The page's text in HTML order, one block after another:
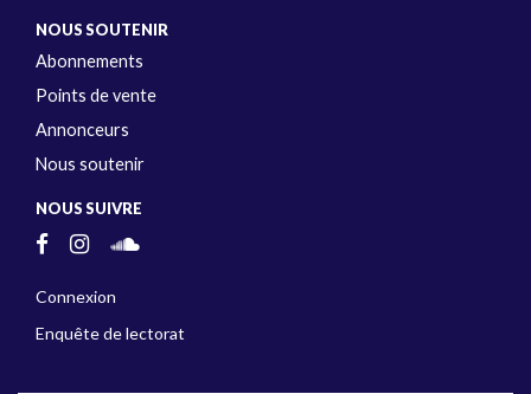
NOUS SOUTENIR
Abonnements
Points de vente
Annonceurs
Nous soutenir
NOUS SUIVRE
Connexion
Enquête de lectorat